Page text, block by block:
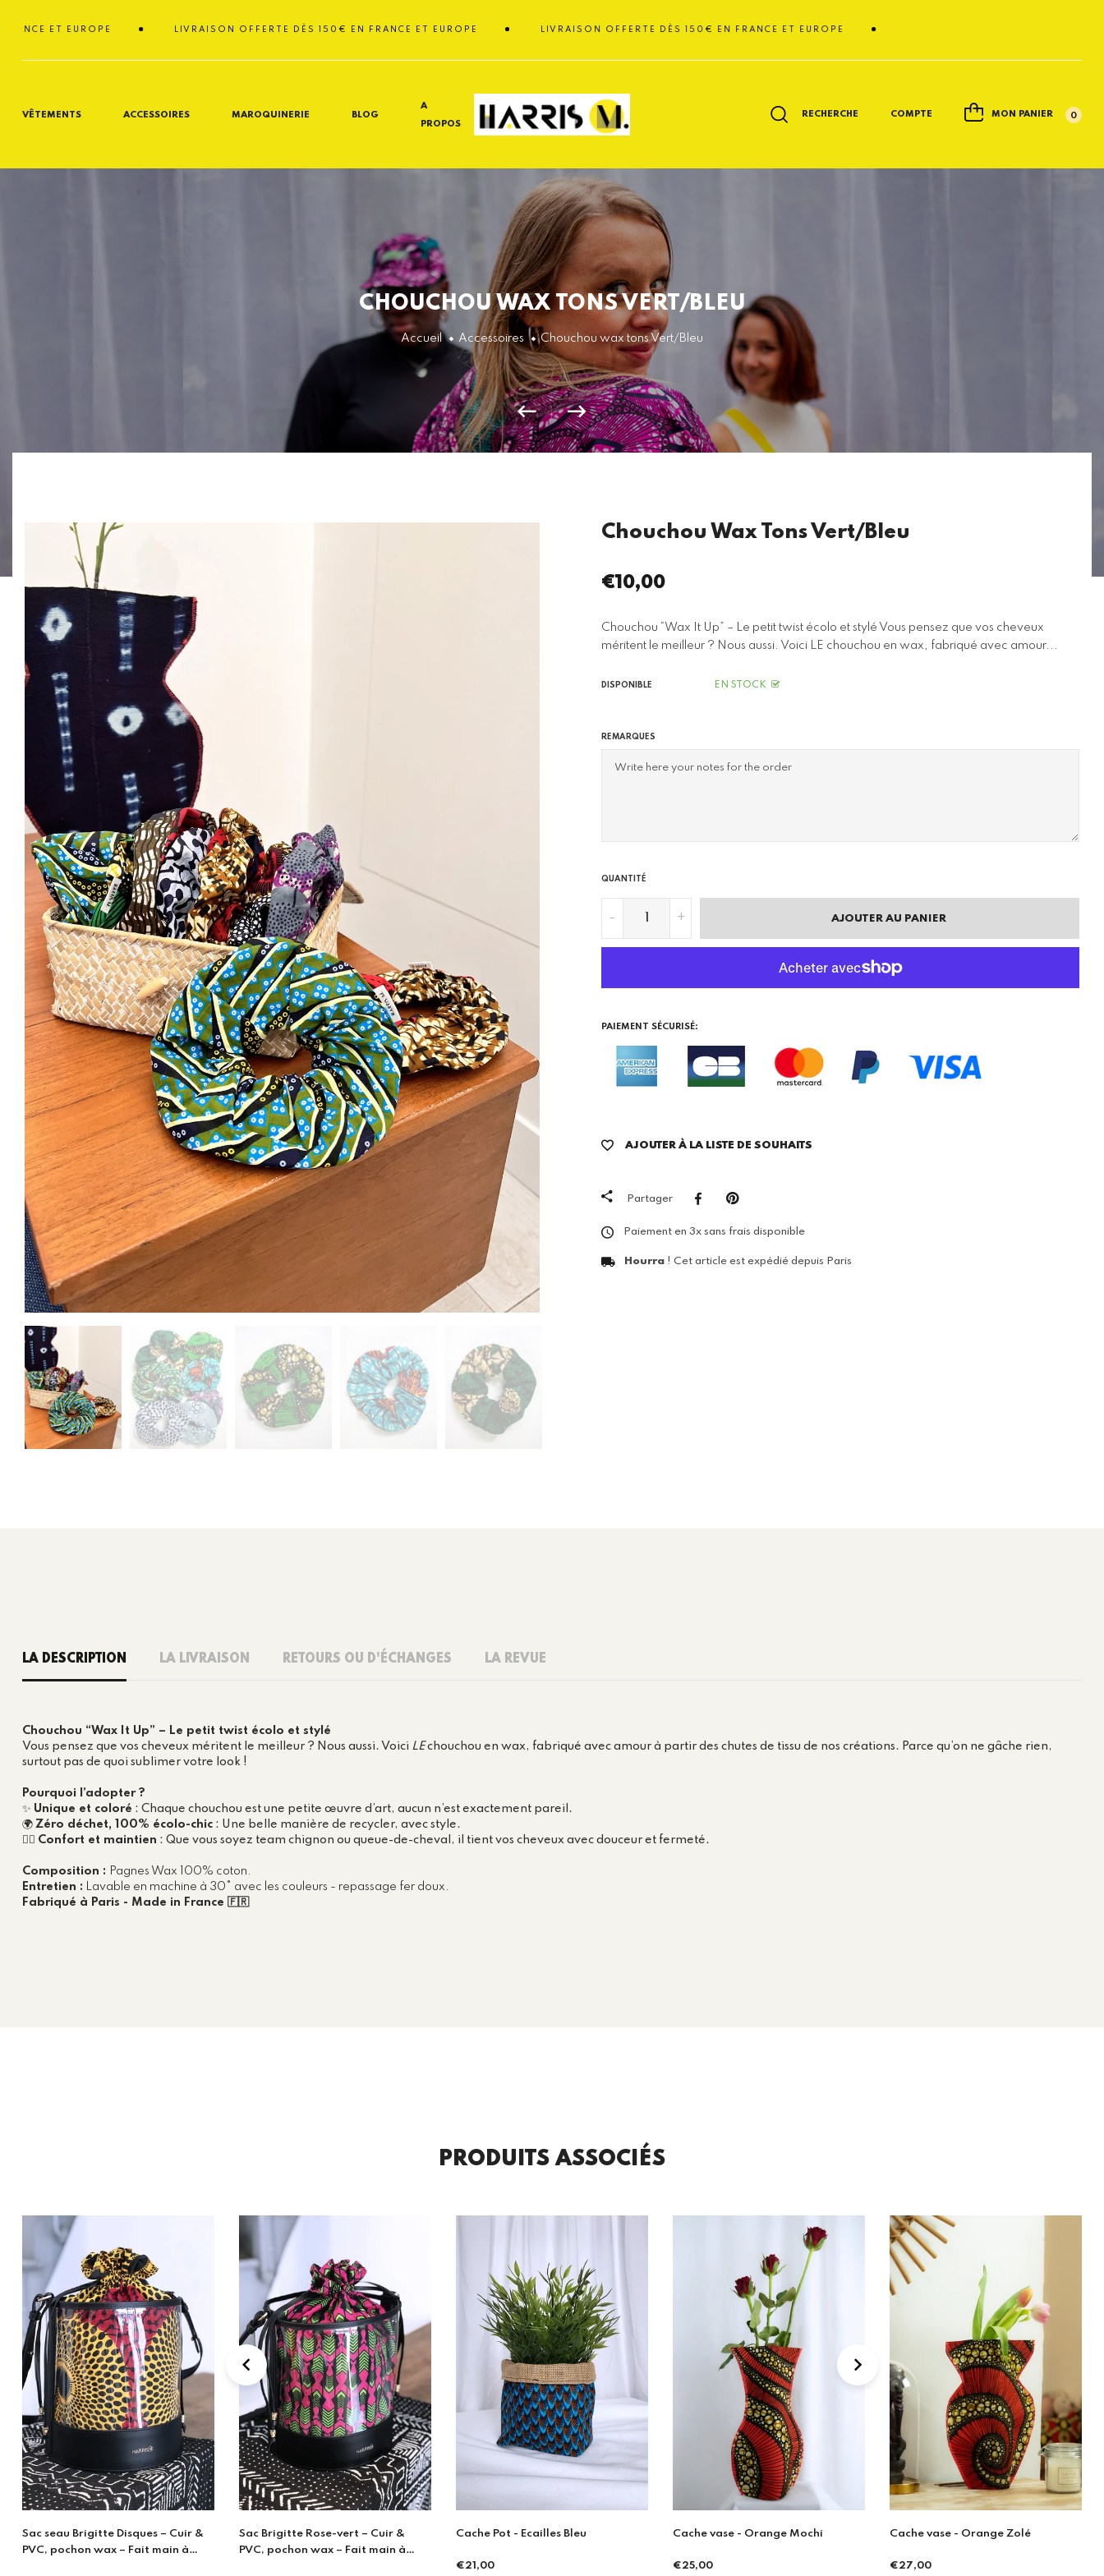
LIVRAISON OFFERTE DÈS 150€ EN FRANCE ET EUROPE LIVRAISON OFFERTE DÈS 150€ EN FRANCE ET EUROPE
EUROPE
VÊTEMENTS ACCESSOIRES MAROQUINERIE BLOG
A
PROPOS
RECHERCHE COMPTE MON PANIER 0
CHOUCHOU WAX TONS VERT/BLEU
Accueil Accessoires Chouchou wax tons Vert/Bleu
Chouchou Wax Tons Vert/Bleu
Prix
€10,00
Chouchou “Wax It Up” – Le petit twist écolo et stylé Vous pensez que vos cheveux
méritent le meilleur ? Nous aussi. Voici LE chouchou en wax, fabriqué avec amour...
DISPONIBLE EN STOCK
REMARQUES
QUANTITÉ
- + AJOUTER AU PANIER
PAIEMENT SÉCURISÉ:
AJOUTER À LA LISTE DE SOUHAITS
Partager
Paiement en 3x sans frais disponible
Hourra ! Cet article est expédié depuis Paris
LA DESCRIPTION LA LIVRAISON RETOURS OU D'ÉCHANGES LA REVUE
Chouchou “Wax It Up” – Le petit twist écolo et stylé
Vous pensez que vos cheveux méritent le meilleur ? Nous aussi. Voici LEchouchou en wax, fabriqué avec amour à partir des chutes de tissu de nos créations. Parce qu’on ne gâche rien,
surtout pas de quoi sublimer votre look !
Pourquoi l’adopter ?
✨ Unique et coloré : Chaque chouchou est une petite œuvre d’art, aucun n’est exactement pareil.
🌍 Zéro déchet, 100% écolo-chic : Une belle manière de recycler, avec style.
💁‍♀️ Confort et maintien : Que vous soyez team chignon ou queue-de-cheval, il tient vos cheveux avec douceur et fermeté.
Composition : Pagnes Wax 100% coton.
Entretien : Lavable en machine à 30° avec les couleurs - repassage fer doux.
Fabriqué à Paris - Made in France 🇫🇷
PRODUITS ASSOCIÉS
Sac Brigitte Rose-vert – Cuir &
PVC, pochon wax – Fait main à
Cache Pot - Ecailles Bleu Cache vase - Orange Mochi
€25,00
Cache vase - Orange Zolé
€27,00
Snood wax Jaune
€54,90